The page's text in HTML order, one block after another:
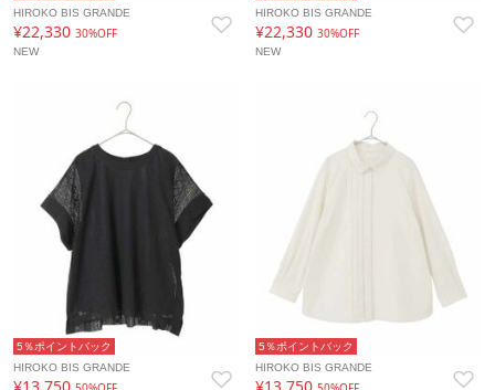
HIROKO BIS GRANDE
¥22,330 30%OFF
NEW
HIROKO BIS GRANDE
¥22,33030%OFF
NEW
5％ポイントバック
HIROKO BIS GRANDE
5％ポイントバック
HIROKO BIS GRANDE